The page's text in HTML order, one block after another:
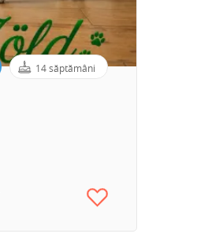
14 săptămâni